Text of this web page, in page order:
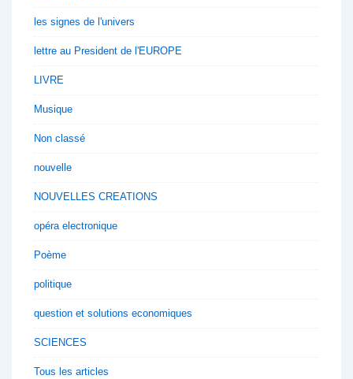
les signes de l'univers
lettre au President de l'EUROPE
LIVRE
Musique
Non classé
nouvelle
NOUVELLES CREATIONS
opéra electronique
Poème
politique
question et solutions economiques
SCIENCES
Tous les articles